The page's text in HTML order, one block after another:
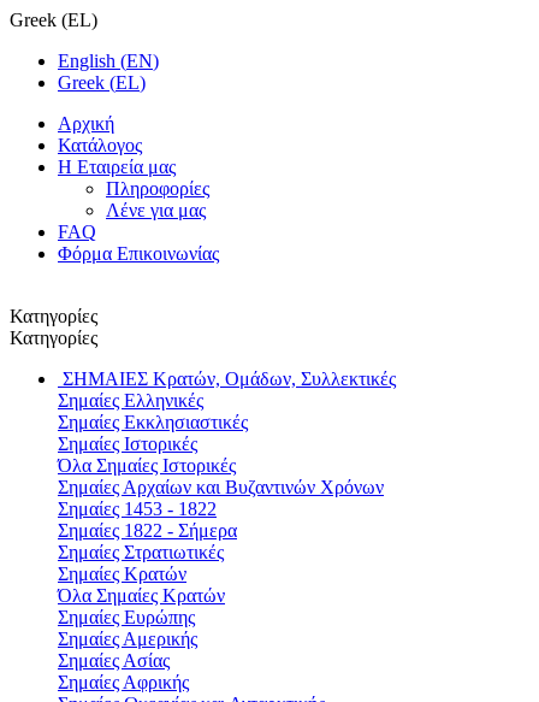
Greek (EL)
English (EN)
Greek (EL)
Αρχική
Κατάλογος
Η Εταιρεία μας
Πληροφορίες
Λένε για μας
FAQ
Φόρμα Επικοινωνίας
Κατηγορίες
Κατηγορίες
ΣΗΜΑΙΕΣ Κρατών, Ομάδων, Συλλεκτικές
Σημαίες Ελληνικές
Σημαίες Εκκλησιαστικές
Σημαίες Ιστορικές
Όλα Σημαίες Ιστορικές
Σημαίες Αρχαίων και Βυζαντινών Χρόνων
Σημαίες 1453 - 1822
Σημαίες 1822 - Σήμερα
Σημαίες Στρατιωτικές
Σημαίες Κρατών
Όλα Σημαίες Κρατών
Σημαίες Ευρώπης
Σημαίες Αμερικής
Σημαίες Ασίας
Σημαίες Αφρικής